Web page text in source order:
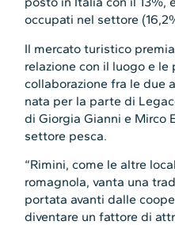
occupati nel settore
Il mercato turistico
relazione con il luogo e le
collaborazione fra le due
nata per la parte di
di Giorgia Gianni e Mirco
settore pesca.
“Rimini, come le altre
romagnola, vanta una
portata avanti dalle
diventare un fattore di